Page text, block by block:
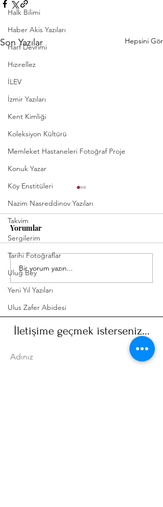
Halk Bilimi
Haber Akis Yazıları
Harf Devrimi
Hızırellez
İLEV
İzmir Yazıları
Kent Kimliği
Koleksiyon Kültürü
Memleket Hastaneleri Fotoğraf Proje
Konuk Yazar
Köy Enstitüleri
Nazim Nasreddinov Yazıları
Takvim
Sergilerim
Tarihi Fotoğraflar
Uluğ Bey
Yeni Yıl Yazıları
Ulus Zafer Abidesi
Son Yazılar Hepsini Gör
Nostalji Takvimi: Nisan
2018
Yorumlar
Bir yorum yazın...
İletişime geçmek isterseniz...
Adınız